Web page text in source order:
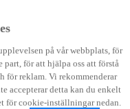
på vår webbplats, för
för att hjälpa oss att förstå
för reklam. Vi rekommenderar
accepterar detta kan du enkelt
för cookie-inställningar nedan.